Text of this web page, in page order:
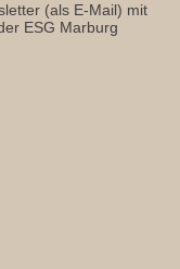
(als E-Mail) mit
ESG Marburg